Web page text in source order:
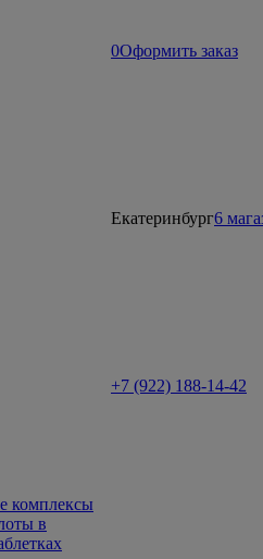
0Оформить заказ
Екатеринбург6
+7 (922) 188-14-42
комплексы
в